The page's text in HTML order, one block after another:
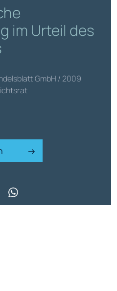
im Urteil des
GmbH / 2009